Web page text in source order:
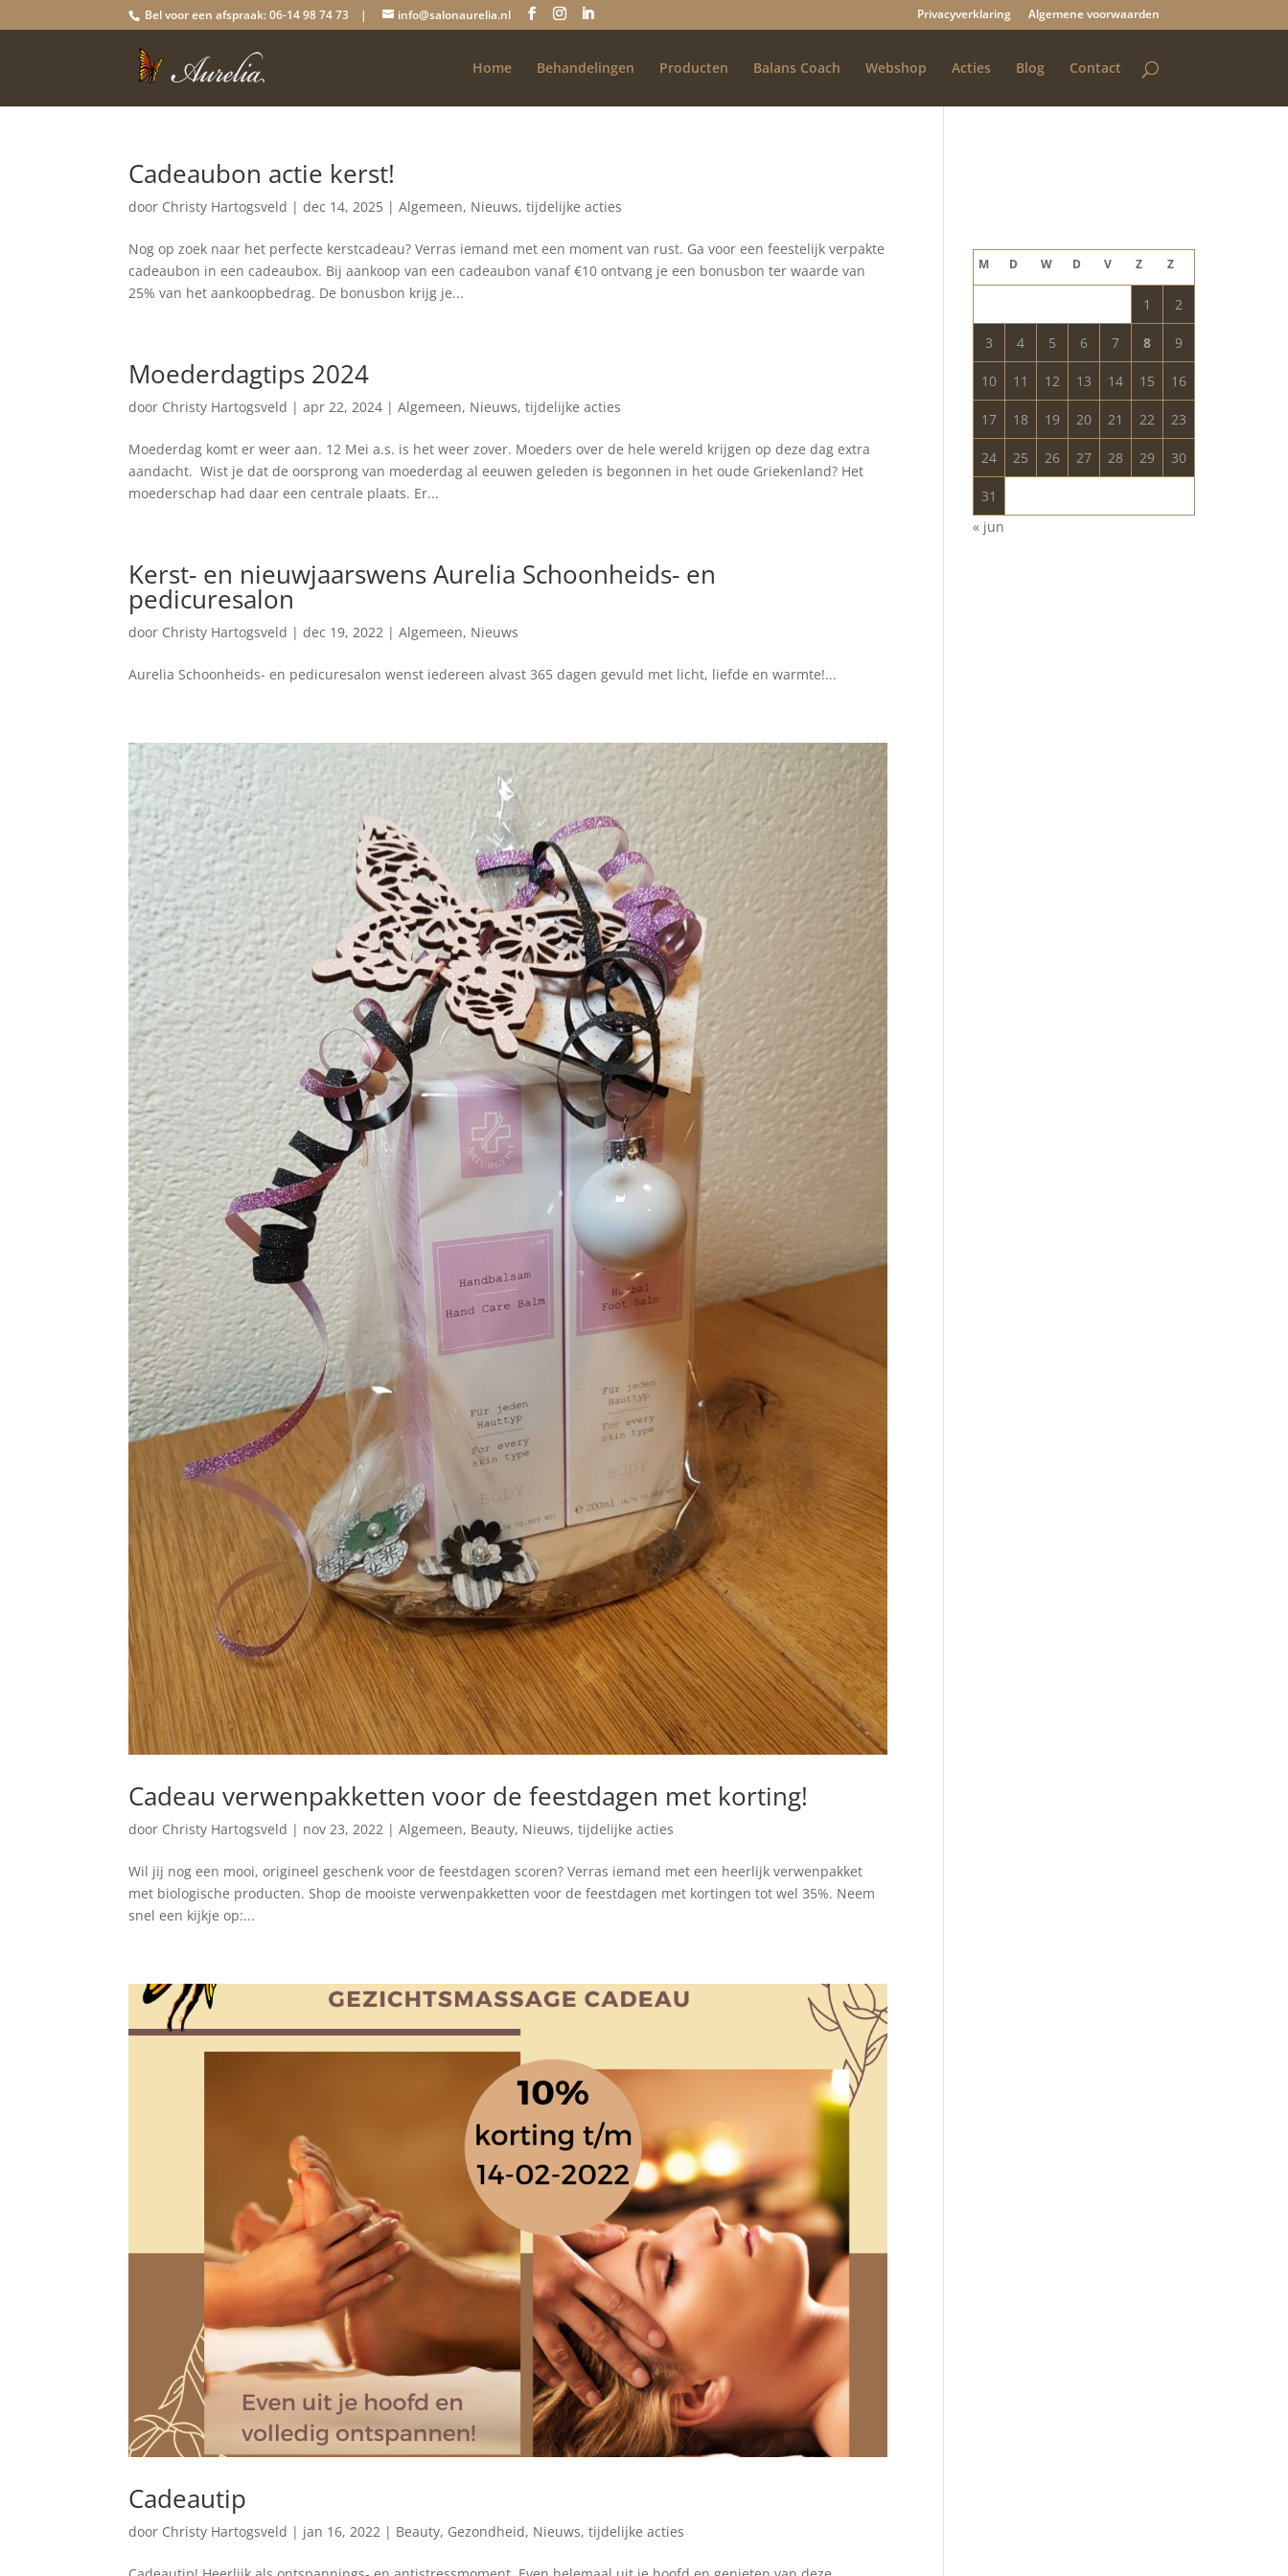
Bel voor een afspraak: 06-14 98 74 73 | info@salonaurelia.nl Privacyverklaring Algemene voorwaarden
Home Behandelingen Producten Balans Coach Webshop Acties Blog Contact
Cadeaubon actie kerst!
door Christy Hartogsveld |dec 14, 2025 |Algemeen, Nieuws,tijdelijke acties
Nog op zoek naar het perfecte kerstcadeau? Verras iemand met een moment van rust. Ga voor een feestelijk verpakte
cadeaubon in een cadeaubox. Bij aankoop van een cadeaubon vanaf €10 ontvang je een bonusbon ter waarde van
25% van het aankoopbedrag. De bonusbon krijg je...
Moederdagtips 2024
door Christy Hartogsveld |apr 22, 2024 |Algemeen, Nieuws,tijdelijke acties
Moederdag komt er weer aan. 12 Mei a.s. is het weer zover. Moeders over de hele wereld krijgen op deze dag extra
aandacht. Wist je dat de oorsprong van moederdag al eeuwen geleden is begonnen in het oude Griekenland? Het
moederschap had daar een centrale plaats. Er...
Kerst- en nieuwjaarswens Aurelia Schoonheids- en
pedicuresalon
door Christy Hartogsveld |dec 19, 2022 |Algemeen, Nieuws
Aurelia Schoonheids- en pedicuresalon wenst iedereen alvast 365 dagen gevuld met licht, liefde en warmte!...
Cadeau verwenpakketten voor de feestdagen met korting!
door Christy Hartogsveld | nov 23, 2022 |Algemeen, Beauty, Nieuws,tijdelijke acties
Wil jij nog een mooi, origineel geschenk voor de feestdagen scoren? Verras iemand met een heerlijk verwenpakket
met biologische producten. Shop de mooiste verwenpakketten voor de feestdagen met kortingen tot wel 35%. Neem
snel een kijkje op:...
Cadeautip
door Christy Hartogsveld | jan 16, 2022 | Beauty, Gezondheid, Nieuws,tijdelijke acties
M D W D V Z Z
1 2
3 4 5 6 7 8 9
10 11 12 13 14 15 16
17 18 19 20 21 22 23
24 25 26 27 28 29 30
31
« jun